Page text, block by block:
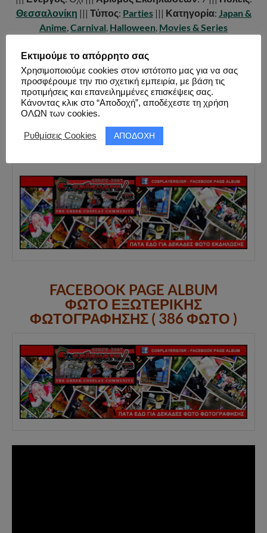
Θεσσαλονίκη ||| Τύπος: Parties||| Κατηγορία: Japan &
Anime,Carnival, Halloween, Movies & Series
31.10.2014 |||Λίστα Εκδηλώσεων
Facebook|||
FACEBOOK PAGE ALBUM
ΦΩΤΟ ΕΚΔΗΛΩΣΗΣ ( 185 ΦΩΤΟ )
FACEBOOK PAGE ALBUM
ΦΩΤΟ ΕΞΩΤΕΡΙΚΗΣ
ΦΩΤΟΓΡΑΦΗΣΗΣ ( 386 ΦΩΤΟ )
Εκτιμούμε το απόρρητο σας
Χρησιμοποιούμε cookies στον ιστότοπο μας για να σας
προσφέρουμε την πιο σχετική εμπειρία, με βάση τις
προτιμήσεις και επανειλημμένες επισκέψεις σας.
Κάνοντας κλικ στο “Αποδοχή”, αποδέχεστε τη χρήση
ΟΛΩΝ των cookies.
Ρυθμίσεις Cookies ΑΠΟΔΟΧΗ